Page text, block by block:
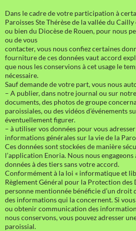
Dans le cadre de votre participation à
Paroisses Ste Thérèse de la vallée du
ou bien du Diocèse de Rouen, pour nous
ou de vous
contacter, vous nous confiez certaines
fourniture de ces données vaut accord
que nous les conservions à cet usage le
nécessaire.
Sauf demande de votre part, vous nous
– A publier, dans notre journal ou sur
documents, des photos de groupe
paroissiales, ou des vidéos d’événements
éventuellement figurer.
– à utiliser vos données pour vous
informations générales sur la vie de la
Ces données sont stockées de manière
l’application Enoria. Nous nous
données à des tiers sans votre accord.
Conformément à la loi « informatique et
Règlement Général pour la Protection des
personne mentionnée bénéficie d’un droit
des informations qui la concernent. Si
ou obtenir communication des
nous conservons, vous pouvez adresser
paroissial.